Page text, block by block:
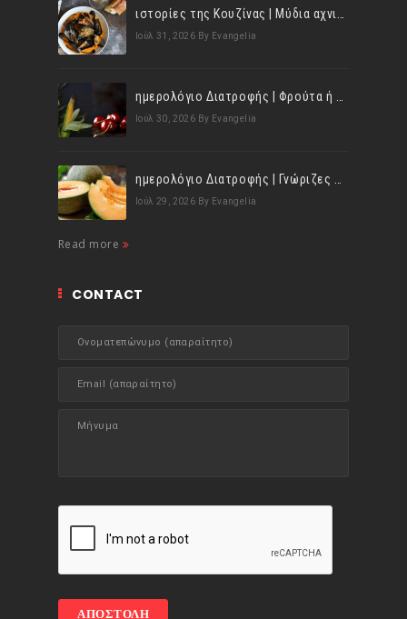
Ιούλ 31, 2026 By Evangelia
Ιούλ 30, 2026 By Evangelia
Ιούλ 29, 2026 By Evangelia
Read more
CONTACT